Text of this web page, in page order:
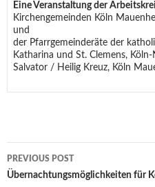
Eine Veranstaltung der
Kirchengemeinden Köln
und
der Pfarrgemeinderäte der
Katharina und St. Clemens,
Salvator / Heilig Kreuz, Köln
Post
navigation
PREVIOUS POST
Übernachtungsmöglichkeiten für